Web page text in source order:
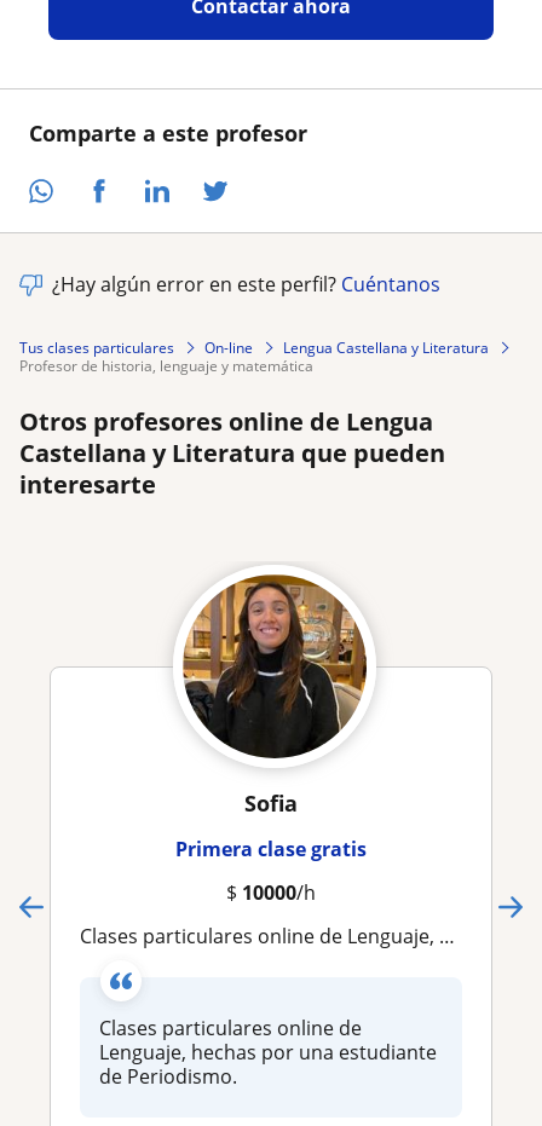
Comparte a este profesor
Contactar ahora
¿Hay algún error en este perfil? Cuéntanos
Tus clases particulares On-line
Lengua Castellana y Literatura
profesor de historia, lenguaje y matemática
Otros profesores online de Lengua
Castellana y Literatura que pueden
interesarte
Sofia
Primera clase gratis
$ 10000/h
Clases particulares online de Lenguaje, hechas por una estudiante de Periodismo
Clases particulares online de
Lenguaje, hechas por una estudiante
de Periodismo.